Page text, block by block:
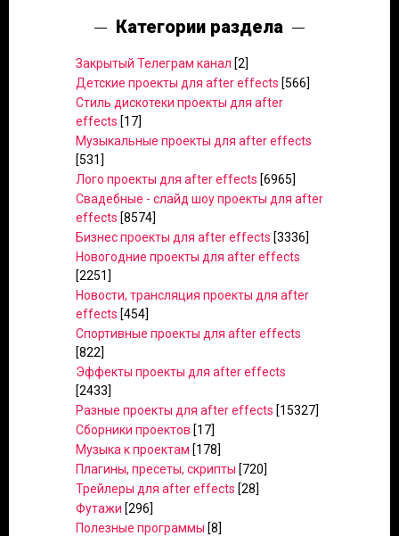
Категории раздела
Закрытый Телеграм канал [2]
Детские проекты для after effects [566]
Стиль дискотеки проекты для after
effects [17]
Музыкальные проекты для after effects
[531]
Лого проекты для after effects [6965]
Свадебные - слайд шоу проекты для after
effects [8574]
Бизнес проекты для after effects [3336]
Новогодние проекты для after effects
[2251]
Новости, трансляция проекты для after
effects [454]
Спортивные проекты для after effects
[822]
Эффекты проекты для after effects
[2433]
Разные проекты для after effects [15327]
Сборники проектов [17]
Музыка к проектам [178]
Плагины, пресеты, скрипты [720]
Трейлеры для after effects [28]
Футажи [296]
Полезные программы [8]